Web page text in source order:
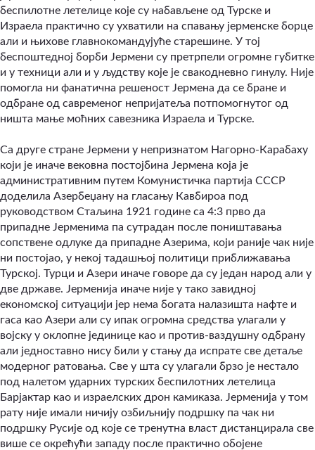
беспилотне летелице које су набављене од Турске и
Израела практично су ухватили на спавању јерменске борце
али и њихове главнокомандујуће старешине. У тој
беспоштедној борби Јермени су претрпели огромне губитке
и у техници али и у људству које је свакодневно гинулу. Није
помогла ни фанатична решеност Јермена да се бране и
одбране од савременог непријатеља потпомогнутог од
ништа мање моћних савезника Израела и Турске.
Са друге стране Јермени у непризнатом Нагорно-Карабаху
који је иначе вековна постојбина Јермена која је
административним путем Комунистичка партија СССР
доделила Азербеџану на гласању Кавбироа под
руководством Стаљина 1921 године са 4:3 прво да
припадне Јерменима па сутрадан после поништавања
сопствене одлуке да припадне Азерима, који раније чак није
ни постојао, у некој тадашњој политици приближавања
Турској. Турци и Азери иначе говоре да су један народ али у
две државе. Јерменија иначе није у тако завидној
економској ситуацији јер нема богата налазишта нафте и
гаса као Азери али су ипак огромна средства улагали у
војску у оклопне јединице као и против-ваздушну одбрану
али једноставно нису били у стању да испрате све детаље
модерног ратовања. Све у шта су улагали брзо је нестало
под налетом ударних турских беспилотних летелица
Барјактар као и израелских дрон камиказа. Јерменија у том
рату није имали ничију озбиљнију подршку па чак ни
подршку Русије од које се тренутна власт дистанцирала све
више се окрећући западу после практично обојене